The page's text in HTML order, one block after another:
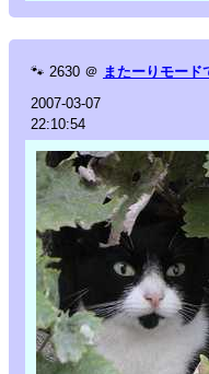
🐾 2630 ＠ またーりモード
2007-03-07
22:10:54